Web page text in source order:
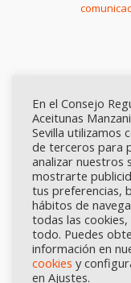
Calidad
En el Consejo
Aceitunas
Sevilla utilizamos
de terceros para
analizar nuestros
mostrarte
tus preferencias,
hábitos de
todas las
todo. Puedes
información en
cookies y
en Ajustes.